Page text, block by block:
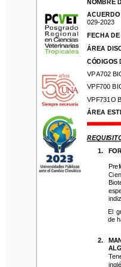
ACUERDO
029-2023
ÁREA
1.
FOR
El
de
inglés
NOMBRE
ACUERDO
029-2023
FECHA DE
ÁREA
CÓDIGOS
VPA702
VPF700
VPF731O
ÁREA
1.
FO R
El
de
2.